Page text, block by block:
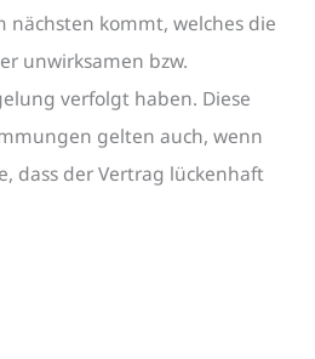
nächsten kommt, welches die
unwirksamen bzw.
verfolgt haben. Diese
gelten auch, wenn
dass der Vertrag lückenhaft